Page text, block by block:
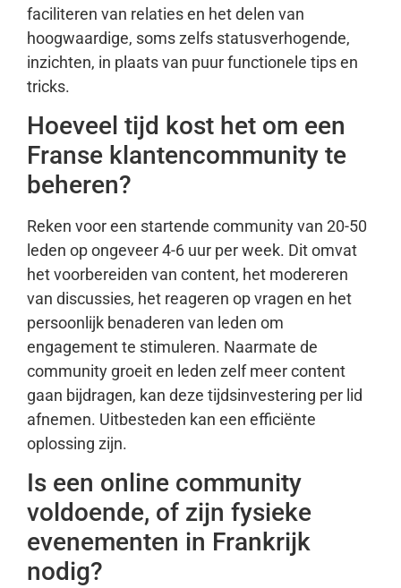
faciliteren van relaties en het delen van
hoogwaardige, soms zelfs statusverhogende,
inzichten, in plaats van puur functionele tips en
tricks.
Hoeveel tijd kost het om een
Franse klantencommunity te
beheren?
Reken voor een startende community van 20-50
leden op ongeveer 4-6 uur per week. Dit omvat
het voorbereiden van content, het modereren
van discussies, het reageren op vragen en het
persoonlijk benaderen van leden om
engagement te stimuleren. Naarmate de
community groeit en leden zelf meer content
gaan bijdragen, kan deze tijdsinvestering per lid
afnemen. Uitbesteden kan een efficiënte
oplossing zijn.
Is een online community
voldoende, of zijn fysieke
evenementen in Frankrijk
nodig?